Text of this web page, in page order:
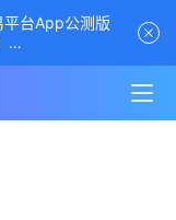
台App公测版